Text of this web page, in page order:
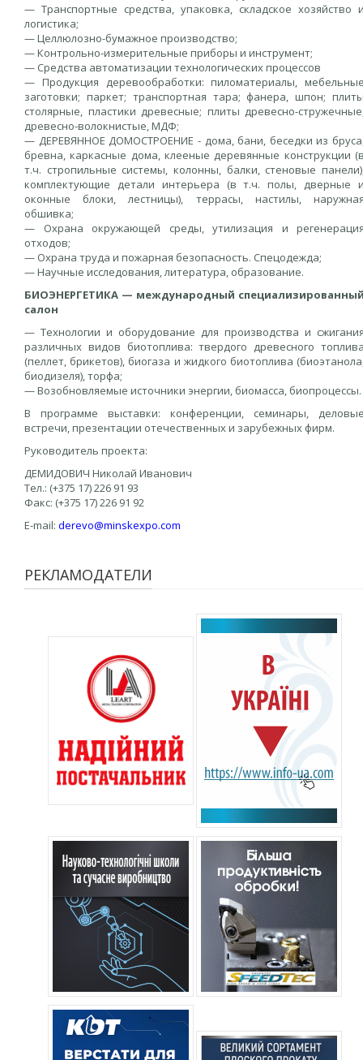
— Транспортные средства, упаковка, складское хозяйство
логистика;
— Целлюлозно-бумажное производство;
— Контрольно-измерительные приборы и инструмент;
— Средства автоматизации технологических процессов
— Продукция деревообработки: пиломатериалы,
заготовки; паркет; транспортная тара; фанера, шпон;
столярные, пластики древесные; плиты древесно-
древесно-волокнистые, МДФ;
— ДЕРЕВЯННОЕ ДОМОСТРОЕНИЕ - дома, бани, беседки из
бревна, каркасные дома, клееные деревянные конструкции
т.ч. стропильные системы, колонны, балки, стеновые
комплектующие детали интерьера (в т.ч. полы, дверные
оконные блоки, лестницы), террасы, настилы,
обшивка;
— Охрана окружающей среды, утилизация и
отходов;
— Охрана труда и пожарная безопасность. Спецодежда;
— Научные исследования, литература, образование.
БИОЭНЕРГЕТИКА — международный
салон
— Технологии и оборудование для производства и
различных видов биотоплива: твердого древесного
(пеллет, брикетов), биогаза и жидкого биотоплива
биодизеля), торфа;
— Возобновляемые источники энергии, биомасса, биопроцессы.
В программе выставки: конференции, семинары,
встречи, презентации отечественных и зарубежных фирм.
Руководитель проекта:
ДЕМИДОВИЧ Николай Иванович
Тел.: (+375 17) 226 91 93
Факс: (+375 17) 226 91 92
E-mail: derevo@minskexpo.com
РЕКЛАМОДАТЕЛИ